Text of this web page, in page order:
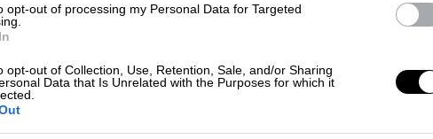
opt-out of processing my Personal Data for Targeted
opt-out of Collection, Use, Retention, Sale, and/or Sharing
Data that Is Unrelated with the Purposes for which it